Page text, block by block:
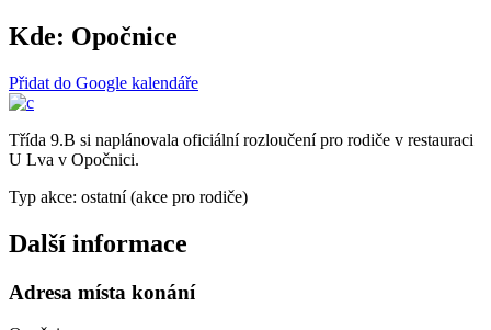
Kde: Opočnice
Přidat do Google kalendáře
Třída 9.B si naplánovala oficiální rozloučení pro rodiče v restauraci
U Lva v Opočnici.
Typ akce: ostatní (akce pro rodiče)
Další informace
Adresa místa konání